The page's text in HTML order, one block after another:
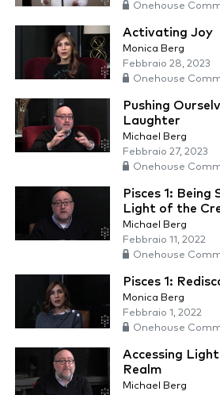
Onehouse
Activating Joy
Monica Berg
Febbraio 28, 2023
Onehouse
Pushing
Laughter
Michael Berg
Febbraio 27, 2023
Onehouse
Pisces 1: Being
Light of the
Michael Berg
Febbraio 11, 2022
Onehouse
Pisces 1:
Monica Berg
Febbraio 1, 2022
Onehouse
Accessing
Realm
Michael Berg